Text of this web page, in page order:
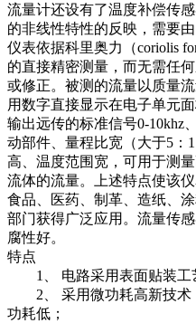
流量计还设有了温度补偿传
的非线性特性的反映，需要
仪表依据科里奥力（coriolis
的直接精密测量，而无需任
或修正。被测的流量以质量流
用数字直接显示在电子单元
输出远传的标准信号0-10khz
动部件、量程比宽（大于5：
高、温度范围宽，可用于测
流体的流量。上述特点使该
食品、医药、制革、造纸、
部门获得广泛应用。流量传
腐性好。
特点
1、 电路采用表面贴装工
2、 采用微功耗高新技术
功耗低；